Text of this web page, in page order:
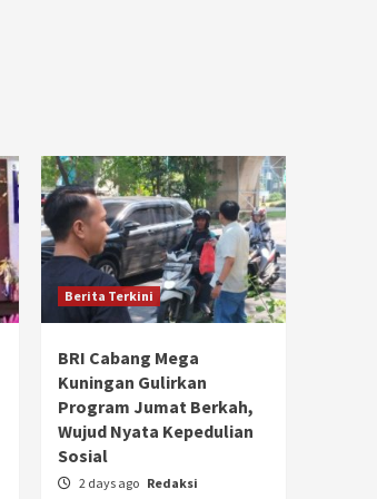
Berita Terkini
BRI Cabang Mega
Kuningan Gulirkan
Program Jumat Berkah,
Wujud Nyata Kepedulian
Sosial
2 days ago Redaksi